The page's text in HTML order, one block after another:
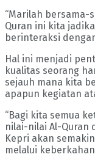
“Marilah bersama-
Quran ini kita
berinteraksi
Hal ini menjadi
kualitas seorang
sejauh mana kita
apapun kegiatan
“Bagi kita semua
nilai-nilai Al-Quran
Kepri akan
melalui